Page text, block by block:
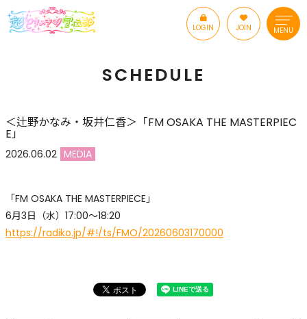
LOGIN JOIN MENU
SCHEDULE
＜辻野かなみ・坂井仁香＞「FM OSAKA THE MASTERPIEC
E」
2026.06.02 MEDIA
「FM OSAKA THE MASTERPIECE」
6月3日（水）17:00〜18:20
https://radiko.jp/#!/ts/FMO/20260603170000